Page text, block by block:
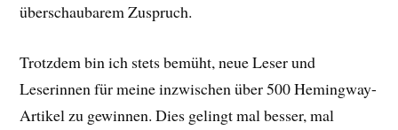
überschaubarem Zuspruch.
Trotzdem bin ich stets bemüht, neue Leser und
Leserinnen für meine inzwischen über 500 Hemingway-
Artikel zu gewinnen. Dies gelingt mal besser, mal